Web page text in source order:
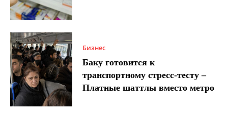
Бизнес
Баку готовится к
транспортному стресс-тесту –
Платные шаттлы вместо метро